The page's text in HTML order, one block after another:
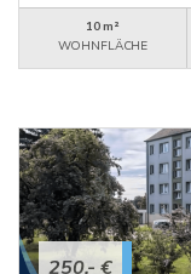
10 m²
WOHNFLÄCHE
250,- €